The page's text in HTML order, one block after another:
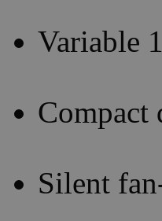
Variable
Compact
Silent